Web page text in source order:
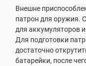
Внешне
патрон для оружия.
для аккумуляторов
Для подготовки
достаточно
батарейки, после